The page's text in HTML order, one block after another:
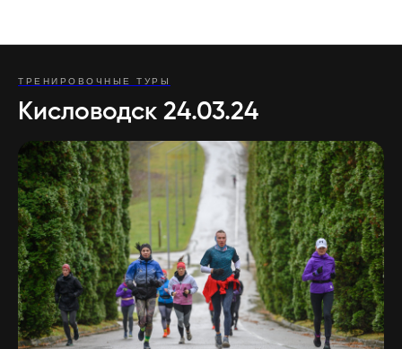
ТРЕНИРОВОЧНЫЕ ТУРЫ
Кисловодск 24.03.24